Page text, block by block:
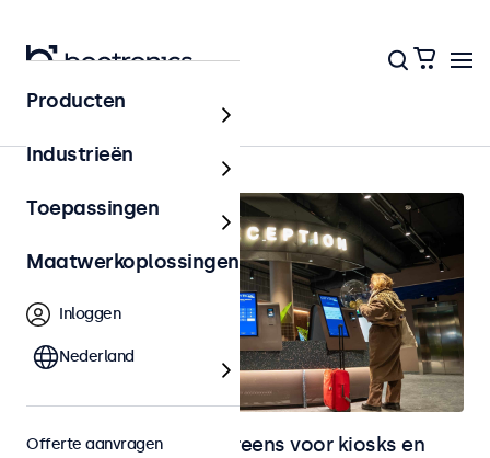
Home
Monitoren en touchscreens voor kiosks en
Producten
Industrieën
Toepassingen
Maatwerkoplossingen
Inloggen
Nederland
Offerte aanvragen